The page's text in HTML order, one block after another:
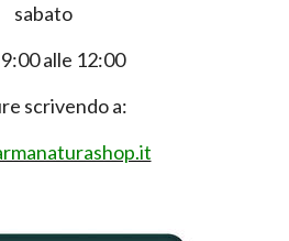
sabato
alle 12:00
scrivendo a: